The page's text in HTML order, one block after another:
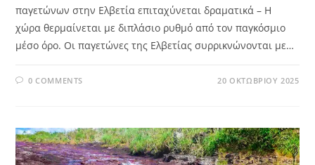
παγετώνων στην Ελβετία επιταχύνεται δραματικά – Η
χώρα θερμαίνεται με διπλάσιο ρυθμό από τον παγκόσμιο
μέσο όρο. Οι παγετώνες της Ελβετίας συρρικνώνονται με…
0 COMMENTS 20 ΟΚΤΩΒΡΊΟΥ 2025